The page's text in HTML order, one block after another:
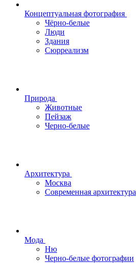
Концептуальная фотография
Чёрно-белые
Люди
Здания
Сюрреализм
Природа
Животные
Пейзаж
Черно-белые
Архитектура
Москва
Современная архитектура
Мода
Ню
Черно-белые фотографии